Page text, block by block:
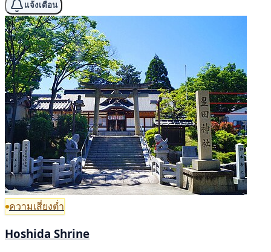
แจ้งเตือน
ความเสี่ยงต่ำ
Hoshida Shrine